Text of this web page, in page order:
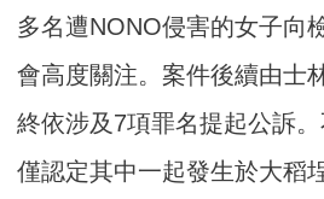
多名遭NONO侵害的女子向
會高度關注。案件後續由士
終依涉及7項罪名提起公訴。
僅認定其中一起發生於大稻